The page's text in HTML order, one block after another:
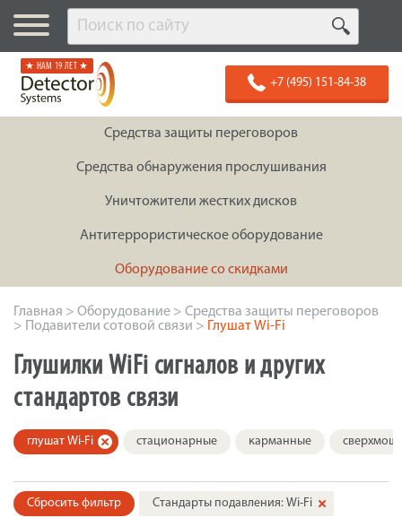
★ НАМ 19 ЛЕТ ★
+7 (495) 151-84-38
Средства защиты переговоров
Средства обнаружения прослушивания
Уничтожители жестких дисков
Антитеррористическое оборудование
Оборудование со скидками
Главная > Оборудование > Средства защиты переговоров
> Подавители сотовой связи > Глушат Wi-Fi
Глушилки WiFi сигналов и других
стандартов связи
стационарные карманные
глушат Wi-Fi
Сбросить фильтр Стандарты подавления: Wi-Fi